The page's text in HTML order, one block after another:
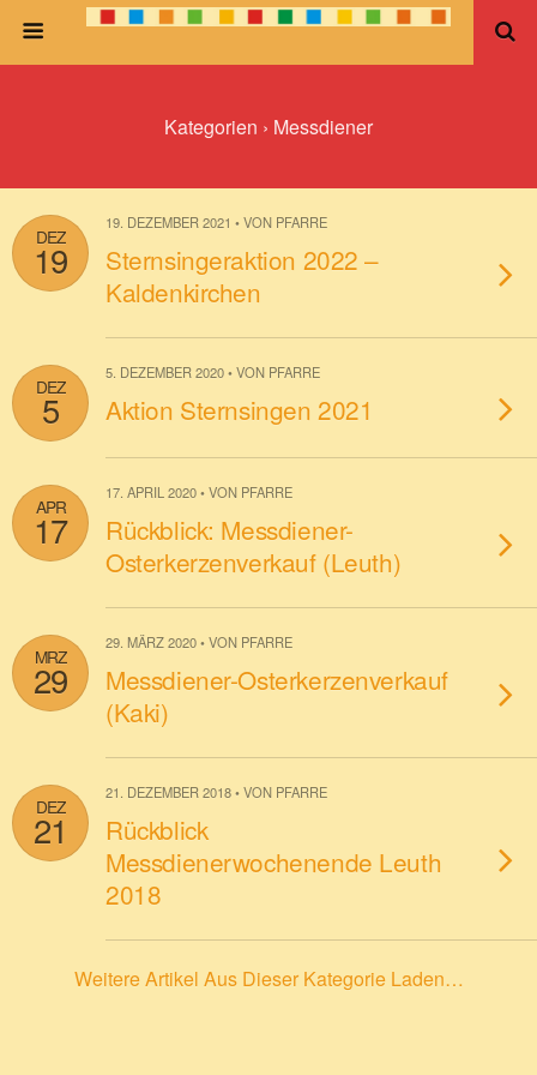
Kategorien › Messdiener
DEZ
19
19. DEZEMBER 2021 • VON PFARRE
Sternsingeraktion 2022 –
Kaldenkirchen
DEZ
5
5. DEZEMBER 2020 • VON PFARRE
Aktion Sternsingen 2021
APR
17
17. APRIL 2020 • VON PFARRE
Rückblick: Messdiener-
Osterkerzenverkauf (Leuth)
MRZ
29
29. MÄRZ 2020 • VON PFARRE
Messdiener-Osterkerzenverkauf
(Kaki)
DEZ
21
21. DEZEMBER 2018 • VON PFARRE
Rückblick
Messdienerwochenende Leuth
2018
Weitere Artikel Aus Dieser Kategorie Laden…